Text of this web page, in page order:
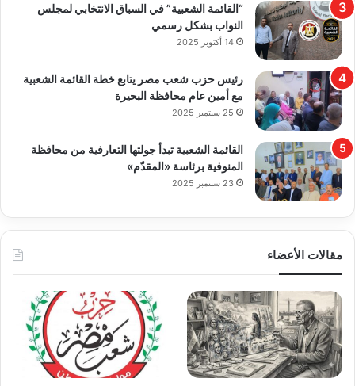
“القائمة الشعبية” في السباق الانتخابي لمجلس
النواب بشكل رسمي
14 أكتوبر 2025
رئيس حزب شعب مصر يتابع خطة القائمة الشعبية
مع أمين عام محافظة البحيرة
25 سبتمبر 2025
القائمة الشعبية تبدأ جولتها التعارفية من محافظة
المنوفية برئاسة «المقدّم»
23 سبتمبر 2025
مقالات الأعضاء